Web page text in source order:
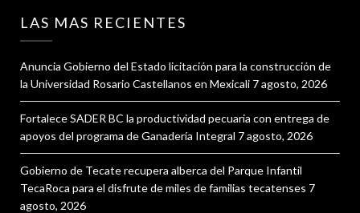
LAS MAS RECIENTES
Anuncia Gobierno del Estado licitación para la construcción de
la Universidad Rosario Castellanos en Mexicali 7 agosto, 2026
Fortalece SADER BC la productividad pecuaria con entrega de
apoyos del programa de Ganadería Integral 7 agosto, 2026
Gobierno de Tecate recupera alberca del Parque Infantil
TecaRoca para el disfrute de miles de familias tecatenses 7
agosto, 2026